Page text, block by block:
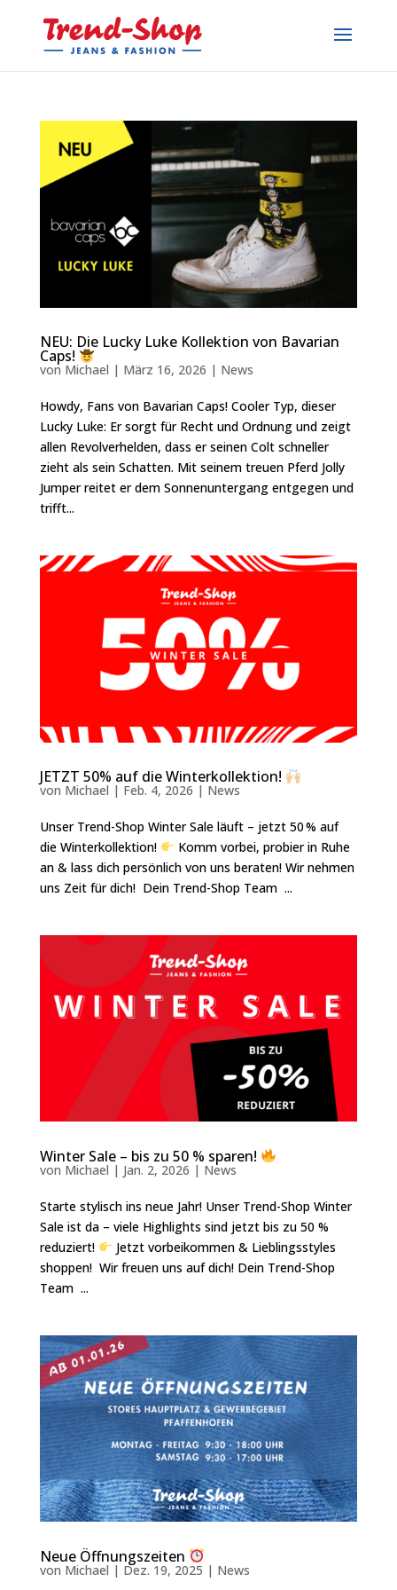
NEU: Die Lucky Luke Kollektion von Bavarian
Caps!
von Michael | März 16, 2026 | News
Howdy, Fans von Bavarian Caps! Cooler Typ, dieser
Lucky Luke: Er sorgt für Recht und Ordnung und zeigt
allen Revolverhelden, dass er seinen Colt schneller
zieht als sein Schatten. Mit seinem treuen Pferd Jolly
Jumper reitet er dem Sonnenuntergang entgegen und
trifft...
JETZT 50% auf die Winterkollektion!
von Michael | Feb. 4, 2026 | News
Unser Trend-Shop Winter Sale läuft – jetzt 50 % auf
die Winterkollektion!
Komm vorbei, probier in Ruhe
an & lass dich persönlich von uns beraten! Wir nehmen
uns Zeit für dich! Dein Trend-Shop Team ...
Winter Sale – bis zu 50 % sparen!
von Michael | Jan. 2, 2026 | News
Starte stylisch ins neue Jahr! Unser Trend-Shop Winter
Sale ist da – viele Highlights sind jetzt bis zu 50 %
reduziert!
Jetzt vorbeikommen & Lieblingsstyles
shoppen! Wir freuen uns auf dich! Dein Trend-Shop
Team ...
Neue Öffnungszeiten
von Michael | Dez. 19, 2025 | News